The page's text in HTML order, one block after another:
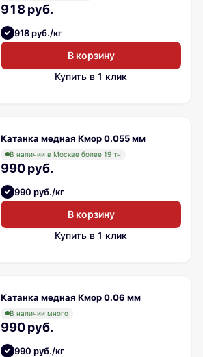
918 руб.
918 руб./кг
В корзину
Купить в 1 клик
Катанка медная Кмор 0.055 мм
В наличии в Москве более 19 тн
990 руб.
990 руб./кг
В корзину
Купить в 1 клик
Катанка медная Кмор 0.06 мм
В наличии много
990 руб.
990 руб./кг